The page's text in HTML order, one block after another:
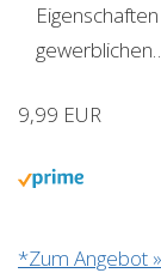
9,99 EUR
*Zum Angebot »